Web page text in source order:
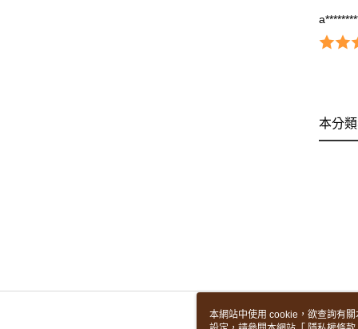
本分
本網站中使用 cookie，欲查詢有